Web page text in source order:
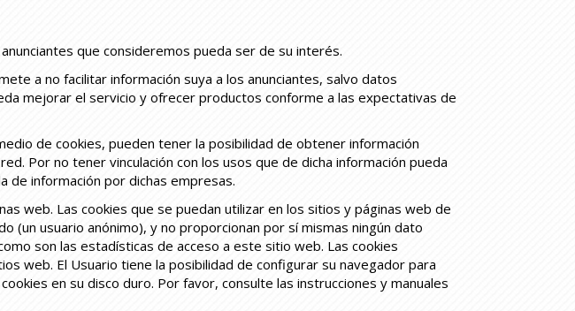
que consideremos pueda ser de su interés.
a no facilitar información suya a los anunciantes, salvo datos
mejorar el servicio y ofrecer productos conforme a las expectativas de
de cookies, pueden tener la posibilidad de obtener información
Por no tener vinculación con los usos que de dicha información pueda
de información por dichas empresas.
web. Las cookies que se puedan utilizar en los sitios y páginas web de
(un usuario anónimo), y no proporcionan por sí mismas ningún dato
son las estadísticas de acceso a este sitio web. Las cookies
web. El Usuario tiene la posibilidad de configurar su navegador para
en su disco duro. Por favor, consulte las instrucciones y manuales